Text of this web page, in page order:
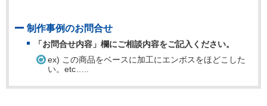
制作事例のお問合せ
「お問合せ内容」欄にご相談内容をご記入ください。
ex) この商品をベースに加工にエンボスをほどこした
い。etc…..